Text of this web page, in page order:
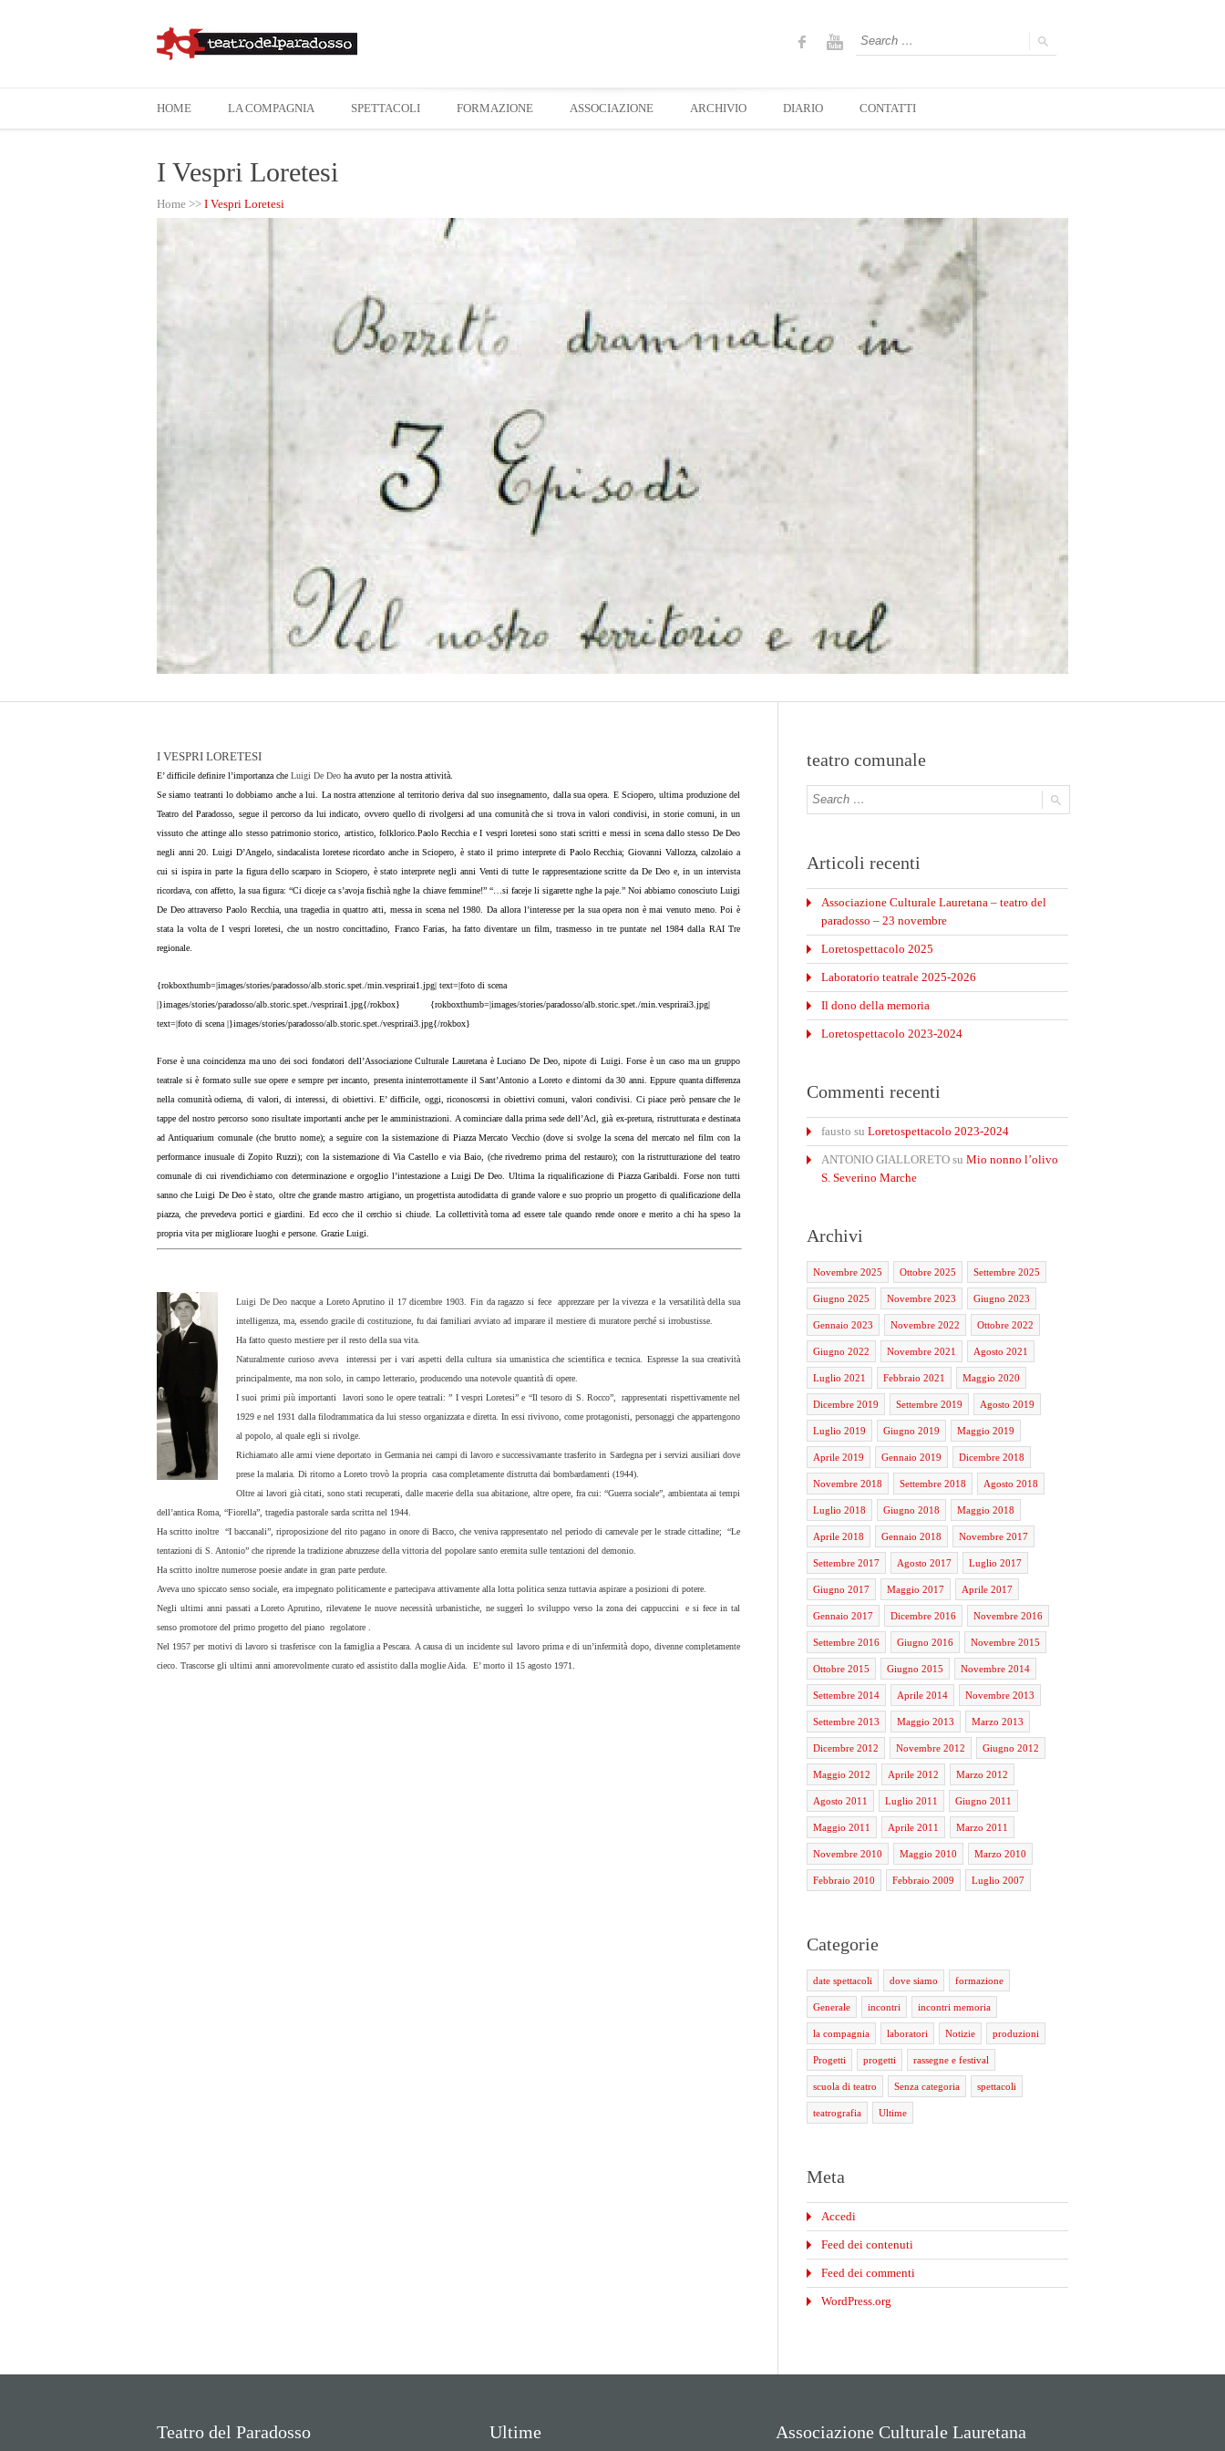
HOME LA COMPAGNIA SPETTACOLI FORMAZIONE ASSOCIAZIONE ARCHIVIO DIARIO CONTATTI
I Vespri Loretesi
Home >> I Vespri Loretesi
I VESPRI LORETESI
E’ difficile definire l’importanza che Luigi De Deo ha avuto per la nostra attività.
Se siamo teatranti lo dobbiamo anche a lui. La nostra attenzione al territorio deriva dal suo insegnamento, dalla sua opera. E Sciopero, ultima produzione del
Teatro del Paradosso, segue il percorso da lui indicato, ovvero quello di rivolgersi ad una comunità che si trova in valori condivisi, in storie comuni, in un
vissuto che attinge allo stesso patrimonio storico, artistico, folklorico.Paolo Recchia e I vespri loretesi sono stati scritti e messi in scena dallo stesso De Deo
negli anni 20. Luigi D’Angelo, sindacalista loretese ricordato anche in Sciopero, è stato il primo interprete di Paolo Recchia; Giovanni Vallozza, calzolaio a
cui si ispira in parte la figura dello scarparo in Sciopero, è stato interprete negli anni Venti di tutte le rappresentazione scritte da De Deo e, in un intervista
ricordava, con affetto, la sua figura: “Ci diceje ca s’avoja fischià nghe la chiave femmine!” “…si faceje li sigarette nghe la paje.” Noi abbiamo conosciuto Luigi
De Deo attraverso Paolo Recchia, una tragedia in quattro atti, messa in scena nel 1980. Da allora l’interesse per la sua opera non è mai venuto meno. Poi è
stata la volta de I vespri loretesi, che un nostro concittadino, Franco Farias, ha fatto diventare un film, trasmesso in tre puntate nel 1984 dalla RAI Tre
regionale.
{rokboxthumb=|images/stories/paradosso/alb.storic.spet./min.vesprirai1.jpg| text=|foto di scena
|}images/stories/paradosso/alb.storic.spet./vesprirai1.jpg{/rokbox} {rokboxthumb=|images/stories/paradosso/alb.storic.spet./min.vesprirai3.jpg|
text=|foto di scena |}images/stories/paradosso/alb.storic.spet./vesprirai3.jpg{/rokbox}
Forse è una coincidenza ma uno dei soci fondatori dell’Associazione Culturale Lauretana è Luciano De Deo, nipote di Luigi. Forse è un caso ma un gruppo
teatrale si è formato sulle sue opere e sempre per incanto, presenta ininterrottamente il Sant’Antonio a Loreto e dintorni da 30 anni. Eppure quanta differenza
nella comunità odierna, di valori, di interessi, di obiettivi. E’ difficile, oggi, riconoscersi in obiettivi comuni, valori condivisi. Ci piace però pensare che le
tappe del nostro percorso sono risultate importanti anche per le amministrazioni. A cominciare dalla prima sede dell’Acl, già ex-pretura, ristrutturata e destinata
ad Antiquarium comunale (che brutto nome); a seguire con la sistemazione di Piazza Mercato Vecchio (dove si svolge la scena del mercato nel film con la
performance inusuale di Zopito Ruzzi); con la sistemazione di Via Castello e via Baio, (che rivedremo prima del restauro); con la ristrutturazione del teatro
comunale di cui rivendichiamo con determinazione e orgoglio l’intestazione a Luigi De Deo. Ultima la riqualificazione di Piazza Garibaldi. Forse non tutti
sanno che Luigi De Deo è stato, oltre che grande mastro artigiano, un progettista autodidatta di grande valore e suo proprio un progetto di qualificazione della
piazza, che prevedeva portici e giardini. Ed ecco che il cerchio si chiude. La collettività torna ad essere tale quando rende onore e merito a chi ha speso la
propria vita per migliorare luoghi e persone. Grazie Luigi.
Luigi De Deo nacque a Loreto Aprutino il 17 dicembre 1903. Fin da ragazzo si fece apprezzare per la vivezza e la versatilità della sua
intelligenza, ma, essendo gracile di costituzione, fu dai familiari avviato ad imparare il mestiere di muratore perché si irrobustisse.
Ha fatto questo mestiere per il resto della sua vita.
Naturalmente curioso aveva interessi per i vari aspetti della cultura sia umanistica che scientifica e tecnica. Espresse la sua creatività
principalmente, ma non solo, in campo letterario, producendo una notevole quantità di opere.
I suoi primi più importanti lavori sono le opere teatrali: ” I vespri Loretesi” e “Il tesoro di S. Rocco”, rappresentati rispettivamente nel
1929 e nel 1931 dalla filodrammatica da lui stesso organizzata e diretta. In essi rivivono, come protagonisti, personaggi che appartengono
al popolo, al quale egli si rivolge.
Richiamato alle armi viene deportato in Germania nei campi di lavoro e successivamante trasferito in Sardegna per i servizi ausiliari dove
prese la malaria. Di ritorno a Loreto trovò la propria casa completamente distrutta dai bombardamenti (1944).
Oltre ai lavori già citati, sono stati recuperati, dalle macerie della sua abitazione, altre opere, fra cui: “Guerra sociale”, ambientata ai tempi
dell’antica Roma, “Fiorella”, tragedia pastorale sarda scritta nel 1944.
Ha scritto inoltre “I baccanali”, riproposizione del rito pagano in onore di Bacco, che veniva rappresentato nel periodo di carnevale per le strade cittadine; “Le
tentazioni di S. Antonio” che riprende la tradizione abruzzese della vittoria del popolare santo eremita sulle tentazioni del demonio.
Ha scritto inoltre numerose poesie andate in gran parte perdute.
Aveva uno spiccato senso sociale, era impegnato politicamente e partecipava attivamente alla lotta politica senza tuttavia aspirare a posizioni di potere.
Negli ultimi anni passati a Loreto Aprutino, rilevatene le nuove necessità urbanistiche, ne suggerì lo sviluppo verso la zona dei cappuccini e si fece in tal
senso promotore del primo progetto del piano regolatore .
Nel 1957 per motivi di lavoro si trasferisce con la famiglia a Pescara. A causa di un incidente sul lavoro prima e di un’infermità dopo, divenne completamente
cieco. Trascorse gli ultimi anni amorevolmente curato ed assistito dalla moglie Aida. E’ morto il 15 agosto 1971.
teatro comunale
Articoli recenti
Associazione Culturale Lauretana – teatro del
paradosso – 23 novembre
Loretospettacolo 2025
Laboratorio teatrale 2025-2026
Il dono della memoria
Loretospettacolo 2023-2024
Commenti recenti
fausto su Loretospettacolo 2023-2024
ANTONIO GIALLORETO su Mio nonno l’olivo
S. Severino Marche
Archivi
Novembre 2025 Ottobre 2025 Settembre 2025
Giugno 2025 Novembre 2023 Giugno 2023
Gennaio 2023 Novembre 2022 Ottobre 2022
Giugno 2022 Novembre 2021 Agosto 2021
Luglio 2021 Febbraio 2021 Maggio 2020
Dicembre 2019 Settembre 2019 Agosto 2019
Luglio 2019 Giugno 2019 Maggio 2019
Aprile 2019 Gennaio 2019 Dicembre 2018
Novembre 2018 Settembre 2018 Agosto 2018
Luglio 2018 Giugno 2018 Maggio 2018
Aprile 2018 Gennaio 2018 Novembre 2017
Settembre 2017 Agosto 2017 Luglio 2017
Giugno 2017 Maggio 2017 Aprile 2017
Gennaio 2017 Dicembre 2016 Novembre 2016
Settembre 2016 Giugno 2016 Novembre 2015
Ottobre 2015 Giugno 2015 Novembre 2014
Settembre 2014 Aprile 2014 Novembre 2013
Settembre 2013 Maggio 2013 Marzo 2013
Dicembre 2012 Novembre 2012 Giugno 2012
Maggio 2012 Aprile 2012 Marzo 2012
Agosto 2011 Luglio 2011 Giugno 2011
Maggio 2011 Aprile 2011 Marzo 2011
Novembre 2010 Maggio 2010 Marzo 2010
Febbraio 2010 Febbraio 2009 Luglio 2007
Categorie
date spettacoli dove siamo formazione
Generale incontri incontri memoria
la compagnia laboratori Notizie produzioni
Progetti progetti rassegne e festival
scuola di teatro Senza categoria spettacoli
teatrografia Ultime
Meta
Accedi
Feed dei contenuti
Feed dei commenti
WordPress.org
Teatro del Paradosso Ultime Associazione Culturale Lauretana